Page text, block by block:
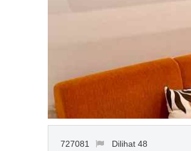
727081 Dilihat 48